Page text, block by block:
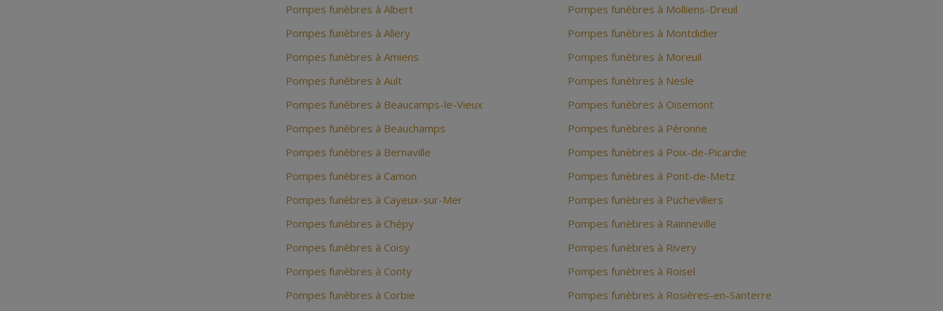
Pompes funèbres à Albert
Pompes funèbres à Allery
Pompes funèbres à Amiens
Pompes funèbres à Ault
Pompes funèbres à Beaucamps-le-Vieux
Pompes funèbres à Beauchamps
Pompes funèbres à Bernaville
Pompes funèbres à Camon
Pompes funèbres à Cayeux-sur-Mer
Pompes funèbres à Chépy
Pompes funèbres à Coisy
Pompes funèbres à Conty
Pompes funèbres à Corbie
Pompes funèbres à Molliens-Dreuil
Pompes funèbres à Montdidier
Pompes funèbres à Moreuil
Pompes funèbres à Nesle
Pompes funèbres à Oisemont
Pompes funèbres à Péronne
Pompes funèbres à Poix-de-Picardie
Pompes funèbres à Pont-de-Metz
Pompes funèbres à Puchevillers
Pompes funèbres à Rainneville
Pompes funèbres à Rivery
Pompes funèbres à Roisel
Pompes funèbres à Rosières-en-Santerre